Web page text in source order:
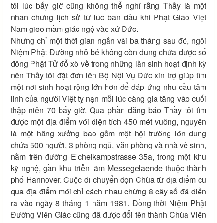
tôi lúc bấy giờ cũng không thể nghĩ rằng Thầy là một
nhân chứng lịch sử từ lúc ban đầu khi Phật Giáo Việt
Nam gieo mầm giác ngộ vào xứ Đức.
Nhưng chỉ một thời gian ngắn vài ba tháng sau đó, ngôi
Niệm Phật Đường nhỏ bé không còn dung chứa được số
đông Phật Tử đổ xô về trong những lần sinh hoạt định kỳ
nên Thầy tôi đặt đơn lên Bộ Nội Vụ Đức xin trợ giúp tìm
một nơi sinh hoạt rộng lớn hơn để đáp ứng nhu cầu tâm
linh của người Việt tỵ nạn mỗi lúc càng gia tăng vào cuối
thập niên 70 bấy giờ. Qua phần đăng báo Thầy tôi tìm
được một địa điểm với diện tích 450 mét vuông, nguyên
là một hãng xưởng bao gồm một hội trường lớn dung
chứa 500 người, 3 phòng ngủ, văn phòng và nhà vệ sinh,
nằm trên đường Eichelkampstrasse 35a, trong một khu
kỹ nghệ, gần khu triễn lãm Messegelaende thuộc thành
phố Hannover. Cuộc di chuyển dọn Chùa từ địa điểm cũ
qua địa điểm mới chỉ cách nhau chừng 8 cây số đã diễn
ra vào ngày 8 tháng 1 năm 1981. Đồng thời Niệm Phật
Đường Viên Giác cũng đã được đổi tên thành Chùa Viên